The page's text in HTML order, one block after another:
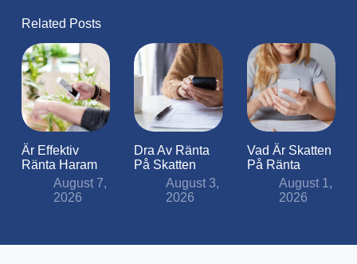
Related Posts
Är Effektiv
Ränta Haram
August 7,
2026
Dra Av Ränta
På Skatten
August 3,
2026
Vad Är Skatten
På Ränta
August 1,
2026